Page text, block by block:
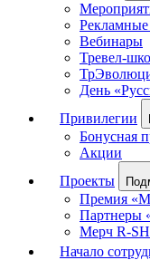
Вебинары
Тревел-
День
Привилегии
Бонусная
Акции
Проекты
Премия
Партнеры
Мерч R-
Начало